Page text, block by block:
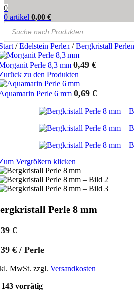
0
0 artikel 0,00 €
Products
search
/ Edelstein Perlen / Bergkristall Perlen
Perle 8,3 mm 0,49 €
zu den Produkten
Perle 6 mm 0,69 €
Vergrößern klicken
Perle 8 mm
€
€ / Perle
MwSt. zzgl. Versandkosten
143 vorrätig